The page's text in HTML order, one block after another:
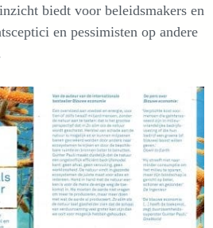
biedt voor beleidsmakers en
en pessimisten op andere